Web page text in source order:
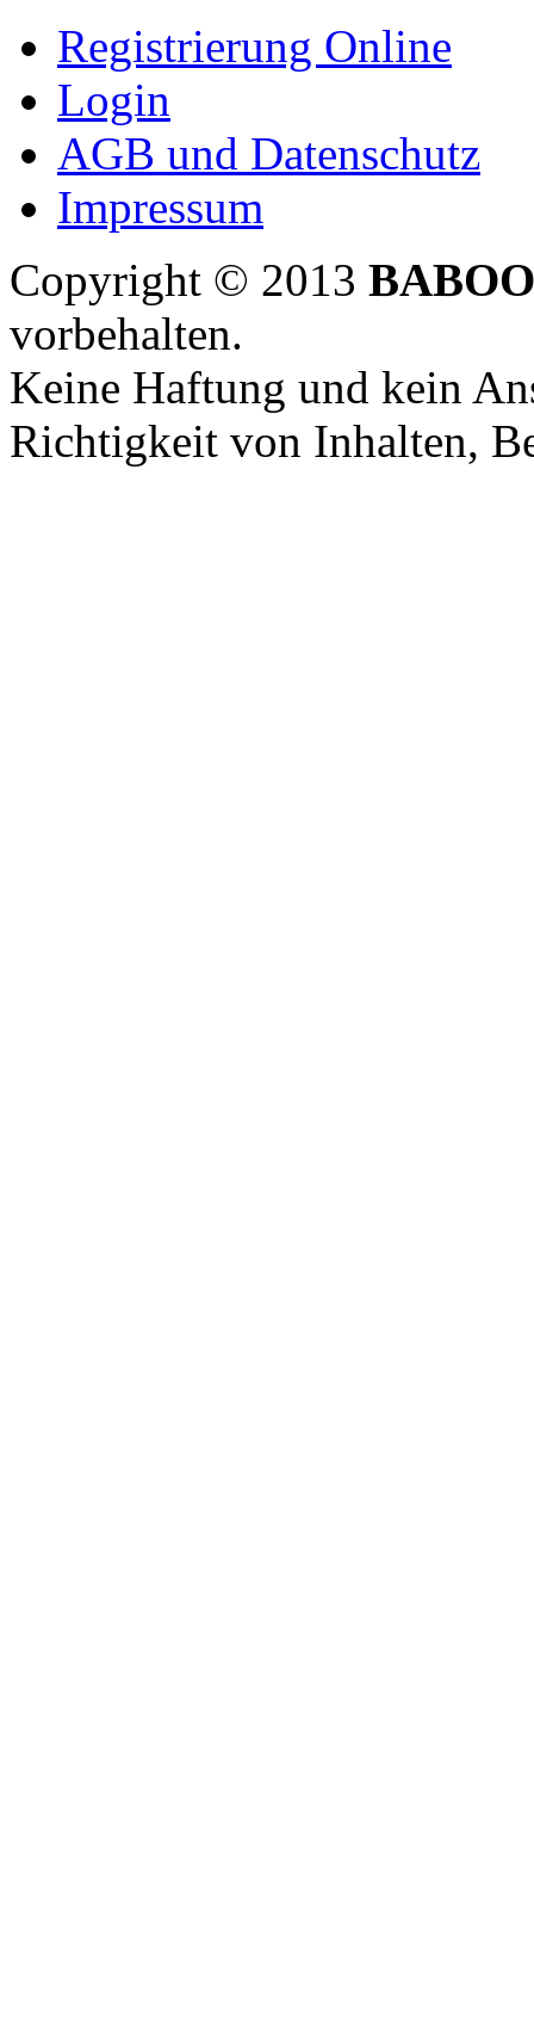
Registrierung Online
Login
AGB und Datenschutz
Impressum
Copyright © 2013
vorbehalten.
Keine Haftung und kein
Richtigkeit von Inhalten,